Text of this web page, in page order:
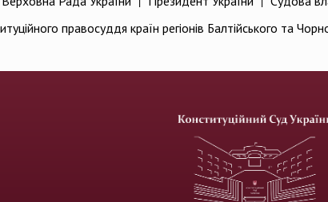
правосуддя країн регіонів Балтійського та